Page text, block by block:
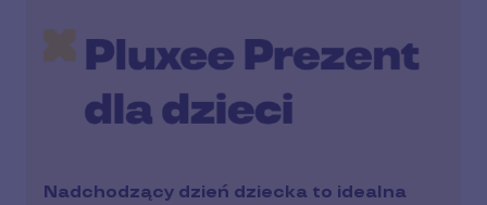
Nadchodzący dzień dziecka to idealna